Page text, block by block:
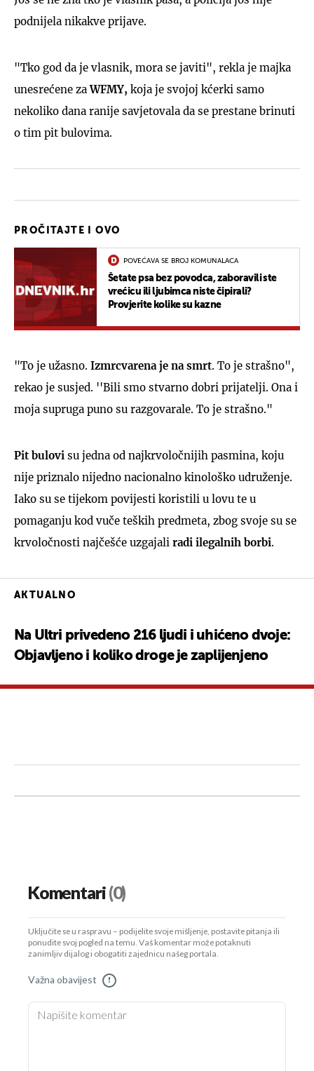
podnijela nikakve prijave.
"Tko god da je vlasnik, mora se javiti", rekla je majka
unesrećene zaWFMY, koja je svojoj kćerki samo
nekoliko dana ranije savjetovala da se prestane brinuti
o tim pit bulovima.
PROČITAJTE I OVO
POVEĆAVA SE BROJ KOMUNALACA
Šetate psa bez povodca, zaboravili ste
vrećicu ili ljubimca niste čipirali?
Provjerite kolike su kazne
"To je užasno. Izmrcvarena je na smrt. To je strašno",
rekao je susjed. ''Bili smo stvarno dobri prijatelji. Ona i
moja supruga puno su razgovarale. To je strašno."
Pit bulovi su jedna od najkrvoločnijih pasmina, koju
nije priznalo nijedno nacionalno kinološko udruženje.
Iako su se tijekom povijesti koristili u lovu te u
pomaganju kod vuče teških predmeta, zbog svoje su se
krvoločnosti najčešće uzgajali radi ilegalnih borbi.
AKTUALNO
Na Ultri privedeno 216 ljudi i uhićeno dvoje:
Objavljeno i koliko droge je zaplijenjeno
Komentari(0)
Uključite se u raspravu – podijelite svoje mišljenje, postavite pitanja ili
ponudite svoj pogled na temu. Vaš komentar može potaknuti
zanimljiv dijalog i obogatiti zajednicu našeg portala.
Važna obavijest !